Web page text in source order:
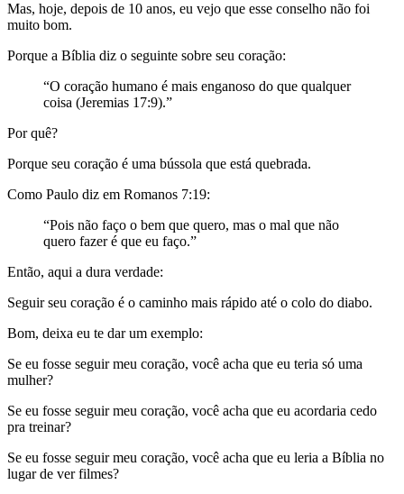
Mas, hoje, depois de 10 anos, eu vejo que esse conselho não foi
muito bom.
Porque a Bíblia diz o seguinte sobre seu coração:
“O coração humano é mais enganoso do que qualquer
coisa (Jeremias 17:9).”
Por quê?
Porque seu coração é uma bússola que está quebrada.
Como Paulo diz em Romanos 7:19:
“Pois não faço o bem que quero, mas o mal que não
quero fazer é que eu faço.”
Então, aqui a dura verdade:
Seguir seu coração é o caminho mais rápido até o colo do diabo.
Bom, deixa eu te dar um exemplo:
Se eu fosse seguir meu coração, você acha que eu teria só uma
mulher?
Se eu fosse seguir meu coração, você acha que eu acordaria cedo
pra treinar?
Se eu fosse seguir meu coração, você acha que eu leria a Bíblia no
lugar de ver filmes?